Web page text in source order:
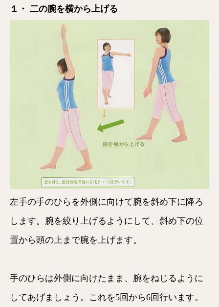
１・ 二の腕を横から上げる
左手の手のひらを外側に向けて腕を斜め下に降ろ
します。腕を絞り上げるようにして、斜め下の位
置から頭の上まで腕を上げます。
手のひらは外側に向けたまま、腕をねじるように
してあげましょう。これを5回から6回行います。